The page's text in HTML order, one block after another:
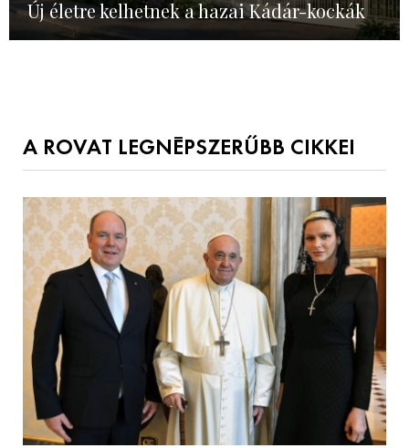
Új életre kelhetnek a hazai Kádár-kockák
A ROVAT LEGNÉPSZERŰBB CIKKEI